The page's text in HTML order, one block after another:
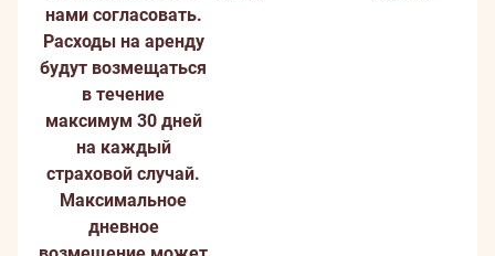
нами согласовать.
Расходы на аренду
будут возмещаться
в течение
максимум 30 дней
на каждый
страховой случай.
Максимальное
дневное